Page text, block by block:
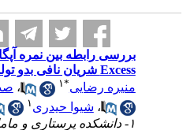
Excess شریان نافی بدو تولد در نوزادان
منیره رضایی
۱ ،
،شیوا حیدری
۱- دانشکده پرستاری و